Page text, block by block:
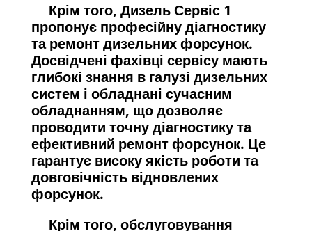
Крім того, Дизель Сервіс 1
пропонує професійну діагностику
та ремонт дизельних форсунок.
Досвідчені фахівці сервісу мають
глибокі знання в галузі дизельних
систем і обладнані сучасним
обладнанням, що дозволяє
проводити точну діагностику та
ефективний ремонт форсунок. Це
гарантує високу якість роботи та
довговічність відновлених
форсунок.
Крім того, обслуговування